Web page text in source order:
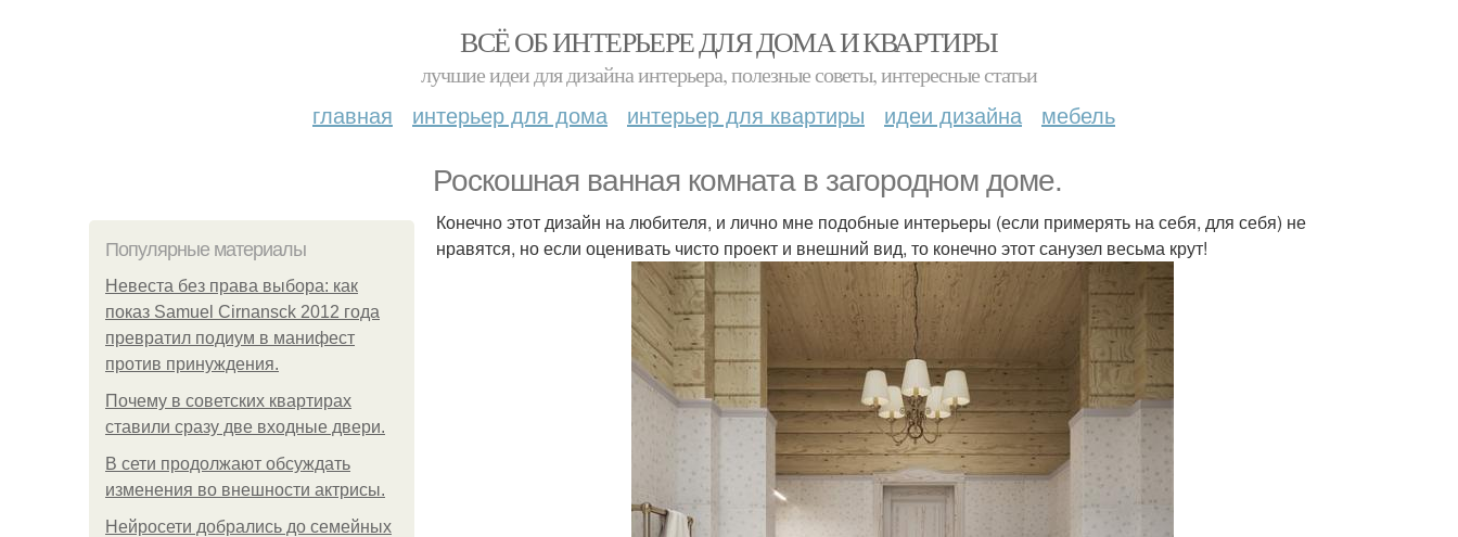
ВСЁ ОБ ИНТЕРЬЕРЕ ДЛЯ ДОМА И КВАРТИРЫ
лучшие идеи для дизайна интерьера, полезные советы, интересные статьи
главная интерьер для дома интерьер для квартиры идеи дизайна мебель
Роскошная ванная комната в загородном доме.
Популярные материалы
Невеста без права выбора: как
показ Samuel Cirnansck 2012 года
превратил подиум в манифест
против принуждения.
Почему в советских квартирах
ставили сразу две входные двери.
В сети продолжают обсуждать
изменения во внешности актрисы.
Нейросети добрались до семейных
Конечно этот дизайн на любителя, и лично мне подобные интерьеры (если примерять на себя, для себя) не
нравятся, но если оценивать чисто проект и внешний вид, то конечно этот санузел весьма крут!